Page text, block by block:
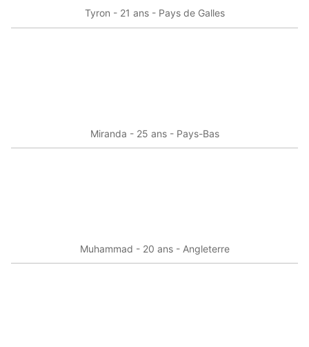
Tyron - 21 ans - Pays de Galles
Miranda - 25 ans - Pays-Bas
Muhammad - 20 ans - Angleterre